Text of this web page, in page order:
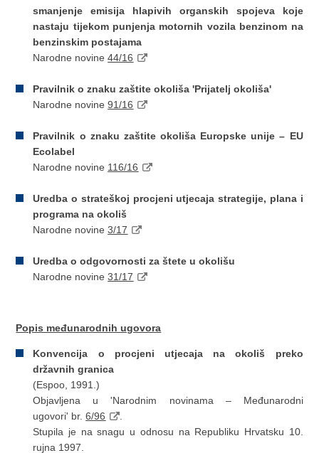
smanjenje emisija hlapivih organskih spojeva koje
nastaju tijekom punjenja motornih vozila benzinom na
benzinskim postajama
Narodne novine44/16
Pravilnik o znaku zaštite okoliša 'Prijatelj okoliša'
Narodne novine91/16
Pravilnik o znaku zaštite okoliša Europske unije – EU
Ecolabel
Narodne novine 116/16
Uredba o strateškoj procjeni utjecaja strategije, plana i
programa na okoliš
Narodne novine3/17
Uredba o odgovornosti za štete u okolišu
Narodne novine31/17
Popis međunarodnih ugovora
Konvencija o procjeni utjecaja na okoliš preko
državnih granica
(Espoo, 1991.)
Objavljena u 'Narodnim novinama – Međunarodni
ugovori' br.6/96
Stupila je na snagu u odnosu na Republiku Hrvatsku 10.
rujna 1997.